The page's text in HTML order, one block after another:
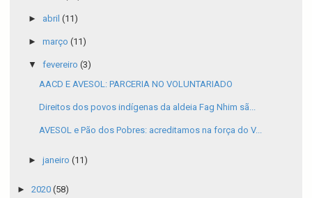
► abril (11)
► março (11)
▼ fevereiro (3)
AACD E AVESOL: PARCERIA NO VOLUNTARIADO
Direitos dos povos indígenas da aldeia Fag Nhim sã...
AVESOL e Pão dos Pobres: acreditamos na força do V...
► janeiro (11)
► 2020 (58)